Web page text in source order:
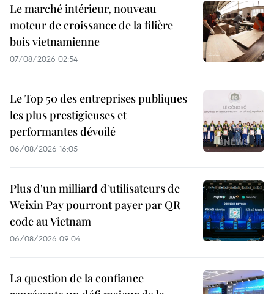
Le marché intérieur, nouveau
moteur de croissance de la filière
bois vietnamienne
07/08/2026 02:54
Le Top 50 des entreprises publiques
les plus prestigieuses et
performantes dévoilé
06/08/2026 16:05
Plus d'un milliard d'utilisateurs de
Weixin Pay pourront payer par QR
code au Vietnam
06/08/2026 09:04
La question de la confiance